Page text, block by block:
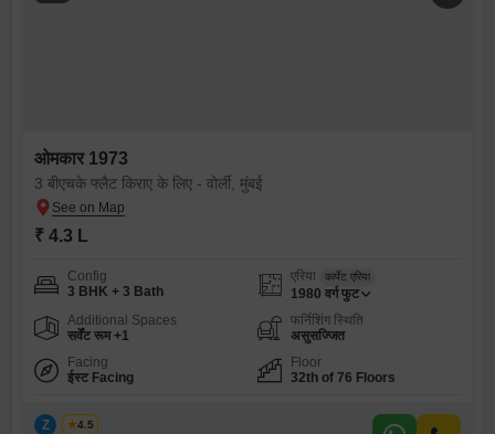
ओमकार 1973
3 बीएचके फ्लैट किराए के लिए - वोर्ली, मुंबई
₹ 4.3 L
Config
3 BHK + 3 Bath
एरिया कार्पेट एरिया
1980 वर्ग फुट
Additional Spaces
सर्वेंट रूम +1
फर्निशिंग स्थिति
असुसज्जित
Facing
ईस्ट Facing
Floor
32th of 76 Floors
Z Zeltro
4.5